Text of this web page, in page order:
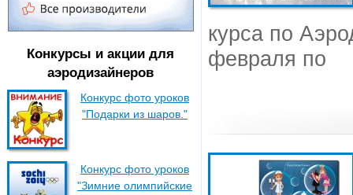
Конкурсы и акции для
аэродизайнеров
Конкурс фото уроков
"Подарки из шаров."
Конкурс фото уроков
"Зимние олимпийские
курса по
февраля по